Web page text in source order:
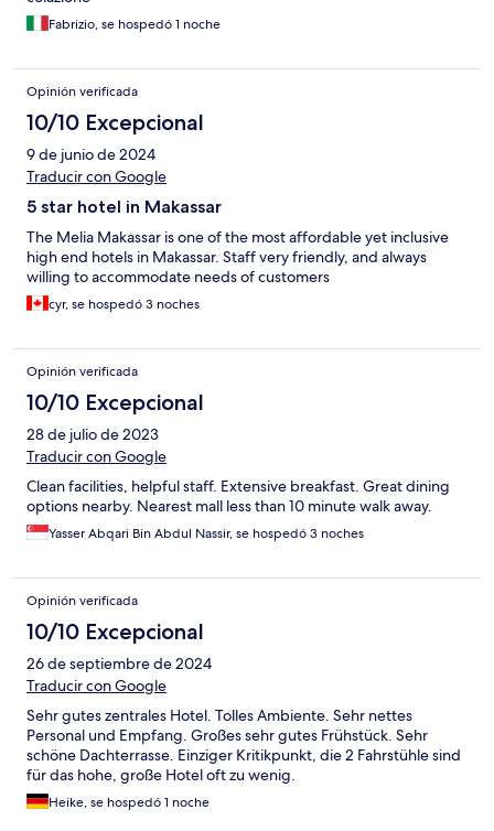
Fabrizio, se hospedó 1 noche
Opinión verificada
10/10 Excepcional
9 de junio de 2024
Traducir con Google
5 star hotel in Makassar
The Melia Makassar is one of the most affordable yet inclusive
high end hotels in Makassar. Staff very friendly, and always
willing to accommodate needs of customers
cyr, se hospedó 3 noches
Opinión verificada
10/10 Excepcional
28 de julio de 2023
Traducir con Google
Clean facilities, helpful staff. Extensive breakfast. Great dining
options nearby. Nearest mall less than 10 minute walk away.
Yasser Abqari Bin Abdul Nassir, se hospedó 3 noches
Opinión verificada
10/10 Excepcional
26 de septiembre de 2024
Traducir con Google
Sehr gutes zentrales Hotel. Tolles Ambiente. Sehr nettes
Personal und Empfang. Großes sehr gutes Frühstück. Sehr
schöne Dachterrasse. Einziger Kritikpunkt, die 2 Fahrstühle sind
für das hohe, große Hotel oft zu wenig.
Heike, se hospedó 1 noche